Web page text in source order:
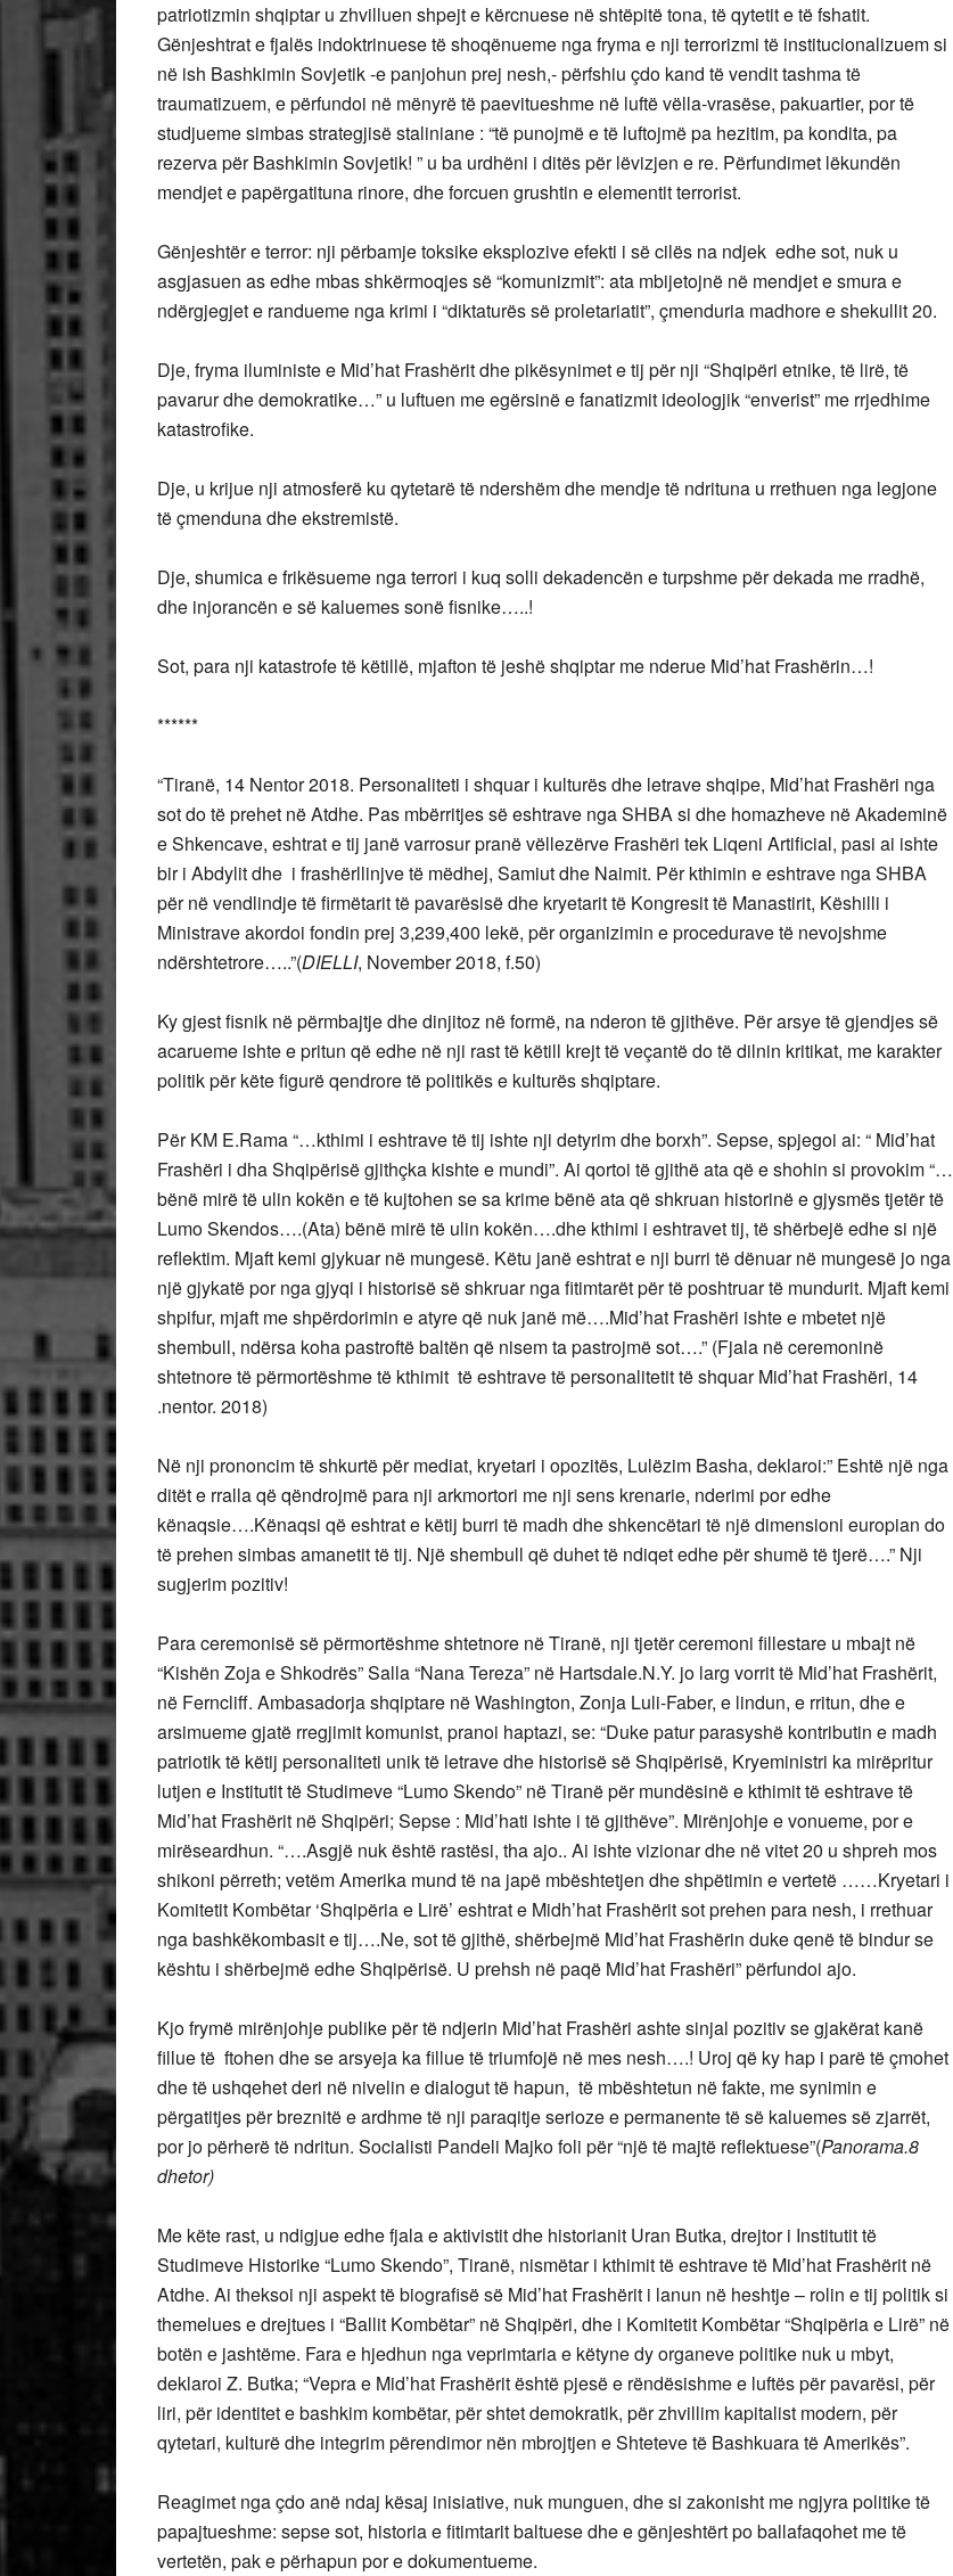
patriotizmin shqiptar u zhvilluen shpejt e kërcnuese në shtëpitë tona, të qytetit e të fshatit.
Gënjeshtrat e fjalës indoktrinuese të shoqënueme nga fryma e nji terrorizmi të institucionalizuem si
në ish Bashkimin Sovjetik -e panjohun prej nesh,- përfshiu çdo kand të vendit tashma të
traumatizuem, e përfundoi në mënyrë të paevitueshme në luftë vëlla-vrasëse, pakuartier, por të
studjueme simbas strategjisë staliniane : “të punojmë e të luftojmë pa hezitim, pa kondita, pa
rezerva për Bashkimin Sovjetik! ” u ba urdhëni i ditës për lëvizjen e re. Përfundimet lëkundën
mendjet e papërgatituna rinore, dhe forcuen grushtin e elementit terrorist.
Gënjeshtër e terror: nji përbamje toksike eksplozive efekti i së cilës na ndjek edhe sot, nuk u
asgjasuen as edhe mbas shkërmoqjes së “komunizmit”: ata mbijetojnë në mendjet e smura e
ndërgjegjet e randueme nga krimi i “diktaturës së proletariatit”, çmenduria madhore e shekullit 20.
Dje, fryma iluministe e Mid’hat Frashërit dhe pikësynimet e tij për nji “Shqipëri etnike, të lirë, të
pavarur dhe demokratike…” u luftuen me egërsinë e fanatizmit ideologjik “enverist” me rrjedhime
katastrofike.
Dje, u krijue nji atmosferë ku qytetarë të ndershëm dhe mendje të ndrituna u rrethuen nga legjone
të çmenduna dhe ekstremistë.
Dje, shumica e frikësueme nga terrori i kuq solli dekadencën e turpshme për dekada me rradhë,
dhe injorancën e së kaluemes sonë fisnike…..!
Sot, para nji katastrofe të këtillë, mjafton të jeshë shqiptar me nderue Mid’hat Frashërin…!
******
“Tiranë, 14 Nentor 2018. Personaliteti i shquar i kulturës dhe letrave shqipe, Mid’hat Frashëri nga
sot do të prehet në Atdhe. Pas mbërritjes së eshtrave nga SHBA si dhe homazheve në Akademinë
e Shkencave, eshtrat e tij janë varrosur pranë vëllezërve Frashëri tek Liqeni Artificial, pasi ai ishte
bir i Abdylit dhe i frashërllinjve të mëdhej, Samiut dhe Naimit. Për kthimin e eshtrave nga SHBA
për në vendlindje të firmëtarit të pavarësisë dhe kryetarit të Kongresit të Manastirit, Këshilli i
Ministrave akordoi fondin prej 3,239,400 lekë, për organizimin e procedurave të nevojshme
ndërshtetrore…..”(DIELLI, November 2018, f.50)
Ky gjest fisnik në përmbajtje dhe dinjitoz në formë, na nderon të gjithëve. Për arsye të gjendjes së
acarueme ishte e pritun që edhe në nji rast të këtill krejt të veçantë do të dilnin kritikat, me karakter
politik për këte figurë qendrore të politikës e kulturës shqiptare.
Për KM E.Rama “…kthimi i eshtrave të tij ishte nji detyrim dhe borxh”. Sepse, spjegoi ai: “ Mid’hat
Frashëri i dha Shqipërisë gjithçka kishte e mundi”. Ai qortoi të gjithë ata që e shohin si provokim “…
bënë mirë të ulin kokën e të kujtohen se sa krime bënë ata që shkruan historinë e gjysmës tjetër të
Lumo Skendos….(Ata) bënë mirë të ulin kokën….dhe kthimi i eshtravet tij, të shërbejë edhe si një
reflektim. Mjaft kemi gjykuar në mungesë. Këtu janë eshtrat e nji burri të dënuar në mungesë jo nga
një gjykatë por nga gjyqi i historisë së shkruar nga fitimtarët për të poshtruar të mundurit. Mjaft kemi
shpifur, mjaft me shpërdorimin e atyre që nuk janë më….Mid’hat Frashëri ishte e mbetet një
shembull, ndërsa koha pastroftë baltën që nisem ta pastrojmë sot….” (Fjala në ceremoninë
shtetnore të përmortëshme të kthimit të eshtrave të personalitetit të shquar Mid’hat Frashëri, 14
.nentor. 2018)
Në nji prononcim të shkurtë për mediat, kryetari i opozitës, Lulëzim Basha, deklaroi:” Eshtë një nga
ditët e rralla që qëndrojmë para nji arkmortori me nji sens krenarie, nderimi por edhe
kënaqsie….Kënaqsi që eshtrat e këtij burri të madh dhe shkencëtari të një dimensioni europian do
të prehen simbas amanetit të tij. Një shembull që duhet të ndiqet edhe për shumë të tjerë….” Nji
sugjerim pozitiv!
Para ceremonisë së përmortëshme shtetnore në Tiranë, nji tjetër ceremoni fillestare u mbajt në
“Kishën Zoja e Shkodrës” Salla “Nana Tereza” në Hartsdale.N.Y. jo larg vorrit të Mid’hat Frashërit,
në Ferncliff. Ambasadorja shqiptare në Washington, Zonja Luli-Faber, e lindun, e rritun, dhe e
arsimueme gjatë rregjimit komunist, pranoi haptazi, se: “Duke patur parasyshë kontributin e madh
patriotik të këtij personaliteti unik të letrave dhe historisë së Shqipërisë, Kryeministri ka mirëpritur
lutjen e Institutit të Studimeve “Lumo Skendo” në Tiranë për mundësinë e kthimit të eshtrave të
Mid’hat Frashërit në Shqipëri; Sepse : Mid’hati ishte i të gjithëve”. Mirënjohje e vonueme, por e
mirëseardhun. “….Asgjë nuk është rastësi, tha ajo.. Ai ishte vizionar dhe në vitet 20 u shpreh mos
shikoni përreth; vetëm Amerika mund të na japë mbështetjen dhe shpëtimin e vertetë ……Kryetari i
Komitetit Kombëtar ‘Shqipëria e Lirë’ eshtrat e Midh’hat Frashërit sot prehen para nesh, i rrethuar
nga bashkëkombasit e tij….Ne, sot të gjithë, shërbejmë Mid’hat Frashërin duke qenë të bindur se
kështu i shërbejmë edhe Shqipërisë. U prehsh në paqë Mid’hat Frashëri” përfundoi ajo.
Kjo frymë mirënjohje publike për të ndjerin Mid’hat Frashëri ashte sinjal pozitiv se gjakërat kanë
fillue të ftohen dhe se arsyeja ka fillue të triumfojë në mes nesh….! Uroj që ky hap i parë të çmohet
dhe të ushqehet deri në nivelin e dialogut të hapun, të mbështetun në fakte, me synimin e
përgatitjes për breznitë e ardhme të nji paraqitje serioze e permanente të së kaluemes së zjarrët,
por jo përherë të ndritun. Socialisti Pandeli Majko foli për “një të majtë reflektuese”(Panorama.8
dhetor)
Me këte rast, u ndigjue edhe fjala e aktivistit dhe historianit Uran Butka, drejtor i Institutit të
Studimeve Historike “Lumo Skendo”, Tiranë, nismëtar i kthimit të eshtrave të Mid’hat Frashërit në
Atdhe. Ai theksoi nji aspekt të biografisë së Mid’hat Frashërit i lanun në heshtje – rolin e tij politik si
themelues e drejtues i “Ballit Kombëtar” në Shqipëri, dhe i Komitetit Kombëtar “Shqipëria e Lirë” në
botën e jashtëme. Fara e hjedhun nga veprimtaria e këtyne dy organeve politike nuk u mbyt,
deklaroi Z. Butka; “Vepra e Mid’hat Frashërit është pjesë e rëndësishme e luftës për pavarësi, për
liri, për identitet e bashkim kombëtar, për shtet demokratik, për zhvillim kapitalist modern, për
qytetari, kulturë dhe integrim përendimor nën mbrojtjen e Shteteve të Bashkuara të Amerikës”.
Reagimet nga çdo anë ndaj kësaj inisiative, nuk munguen, dhe si zakonisht me ngjyra politike të
papajtueshme: sepse sot, historia e fitimtarit baltuese dhe e gënjeshtërt po ballafaqohet me të
vertetën, pak e përhapun por e dokumentueme.